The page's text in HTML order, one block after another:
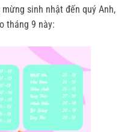
sinh nhật đến quý Anh,
tháng 9 này: